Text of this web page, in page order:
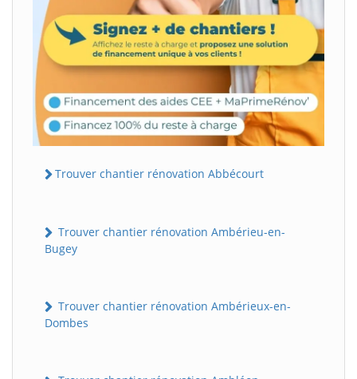
Trouver chantier rénovation Abbécourt
Trouver chantier rénovation Ambérieu-en-
Bugey
Trouver chantier rénovation Ambérieux-en-
Dombes